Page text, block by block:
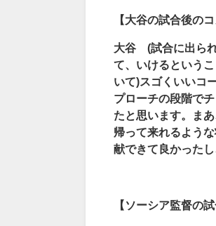
【大谷の試合後のコ
大谷 (試合に出ら
て、いけるという
いて)スゴくいいコ
プローチの段階で
たと思います。ま
帰って来れるよう
献できて良かった
【ソーシア監督の